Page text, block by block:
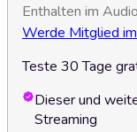
Enthalten im
Werde Mitglied im
Teste 30 Tage
Dieser und
Streaming